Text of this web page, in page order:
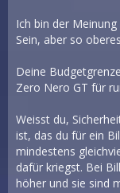
Ich bin der
Sein, aber so
Deine
Zero Nero GT für
Weisst du,
ist, das du für ein
mindestens
dafür kriegst. Bei
höher und sie sind